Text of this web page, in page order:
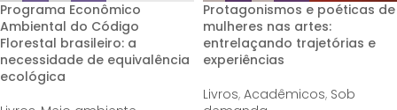
Programa Econômico
Ambiental do Código
Florestal brasileiro: a
necessidade de equivalência
ecológica
Protagonismos e poéticas de
mulheres nas artes:
entrelaçando trajetórias e
experiências
Livros, Acadêmicos, Sob